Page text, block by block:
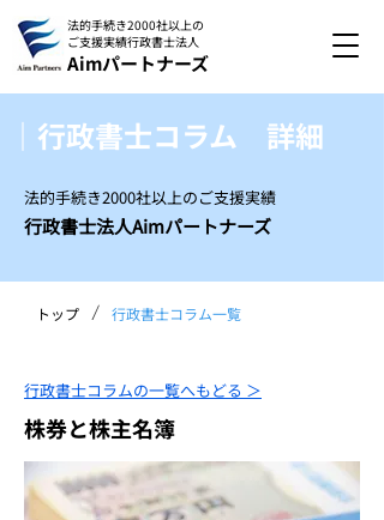
法的手続き2000社以上の
ご支援実績行政書士法人
Aimパートナーズ
｜行政書士コラム 詳細
法的手続き2000社以上のご支援実績
行政書士法人Aimパートナーズ
トップ / 行政書士コラム一覧
行政書士コラムの一覧へもどる ＞
株券と株主名簿